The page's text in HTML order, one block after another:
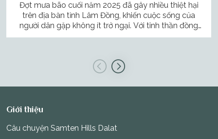
Đợt mưa bão cuối năm 2025 đã gây nhiều thiệt hại
trên địa bàn tỉnh Lâm Đồng, khiến cuộc sống của
người dân gặp không ít trở ngại. Với tinh thần đồng
hành và sẻ chia, Samten Hills Dalat đã triển khai các
Giới thiệu
Câu chuyện Samten Hills Dalat